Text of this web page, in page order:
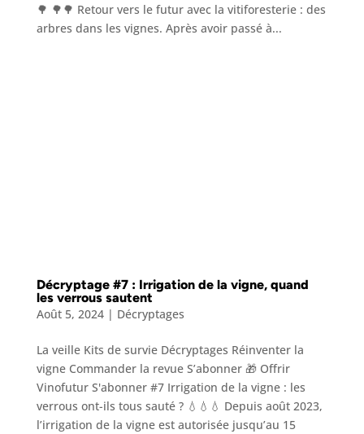
🌳 🌳🌳 Retour vers le futur avec la vitiforesterie : des
arbres dans les vignes. Après avoir passé à...
Décryptage #7 : Irrigation de la vigne, quand
les verrous sautent
Août 5, 2024| Décryptages
La veille Kits de survie Décryptages Réinventer la
vigne Commander la revue S’abonner 🎁 Offrir
Vinofutur S'abonner #7 Irrigation de la vigne : les
verrous ont-ils tous sauté ? 💧💧💧 Depuis août 2023,
l’irrigation de la vigne est autorisée jusqu’au 15